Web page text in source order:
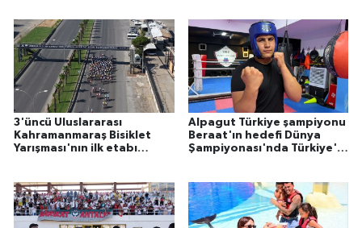
3'üncü Uluslararası
Kahramanmaraş Bisiklet
Yarışması'nın ilk etabı
Alpagut Türkiye şampiyonu
Beraat'ın hedefi Dünya
Şampiyonası'nda Türkiye'yi